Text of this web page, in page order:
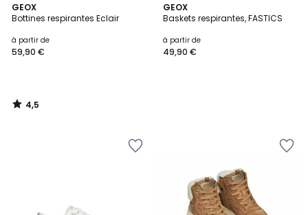
GEOX
Bottines respirantes Eclair
à partir de
59,90 €
4,5
/ 5
4,5
/
GEOX
Baskets respirantes, FASTICS
à partir de
49,90 €